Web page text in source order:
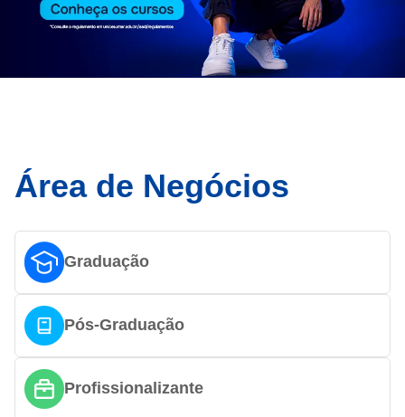
Área de Negócios
Graduação
Pós-Graduação
Profissionalizante